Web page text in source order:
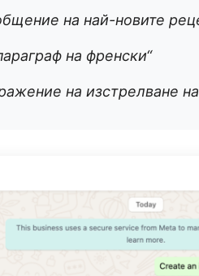
на най-новите
на френски“
на изстрелване